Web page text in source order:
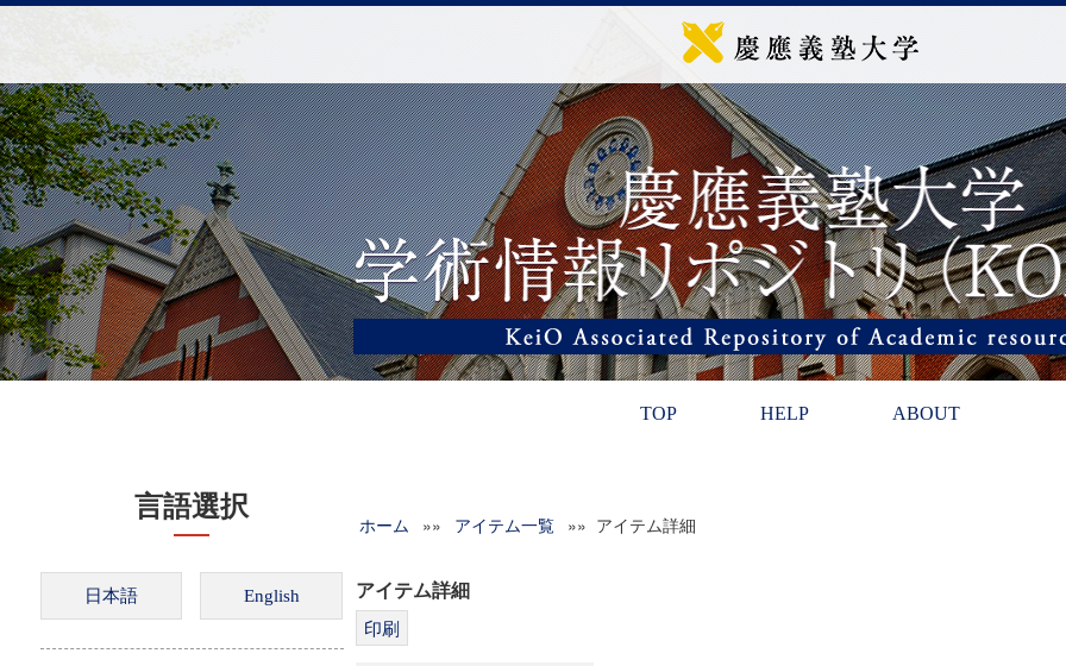
TOP HELP ABOUT
言語選択
ホーム »» アイテム一覧 »» アイテム詳細
アイテム詳細